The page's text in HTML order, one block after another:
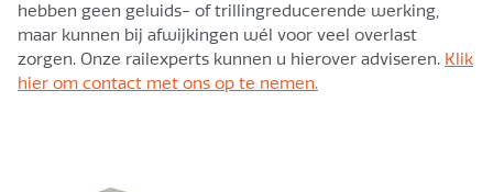
hebben geen geluids- of trillingreducerende werking,
maar kunnen bij afwijkingen wél voor veel overlast
zorgen. Onze railexperts kunnen u hierover adviseren. Klik
hier om contact met ons op te nemen.